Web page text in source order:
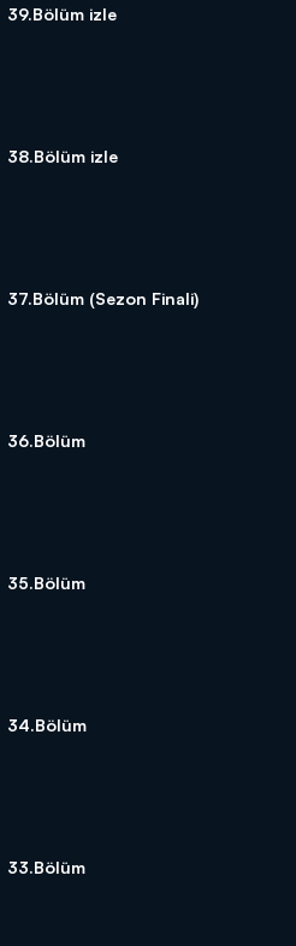
39.Bölüm izle
38.Bölüm izle
37.Bölüm (Sezon Finali)
36.Bölüm
35.Bölüm
34.Bölüm
33.Bölüm